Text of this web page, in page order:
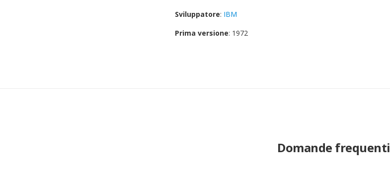
Sviluppatore: IBM
Prima versione: 1972
Domande frequenti